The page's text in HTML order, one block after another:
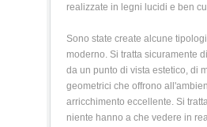
realizzate in legni lucidi e ben
Sono state create alcune
moderno. Si tratta sicuramente
da un punto di vista estetico, di
geometrici che offrono
arricchimento eccellente. Si
niente hanno a che vedere in